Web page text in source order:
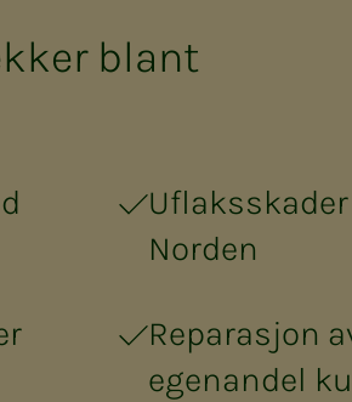
blant
Norden
Reparasjon
egenandel